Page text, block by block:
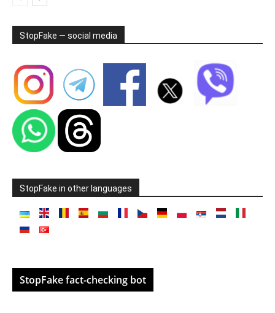
StopFake — social media
StopFake in other languages
StopFake fact-checking bot